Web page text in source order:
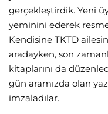
gerçekleştirdik. Yeni
yeminini ederek
Kendisine TKTD
aradayken, son
kitaplarını da
gün aramızda olan
imzaladılar.